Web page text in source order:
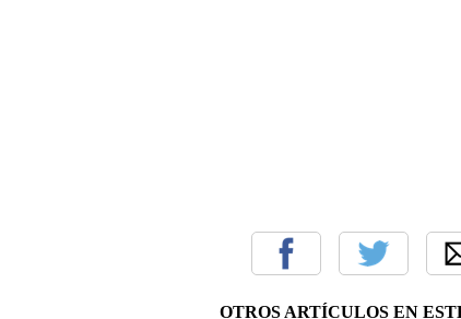
OTROS ARTÍCULOS EN